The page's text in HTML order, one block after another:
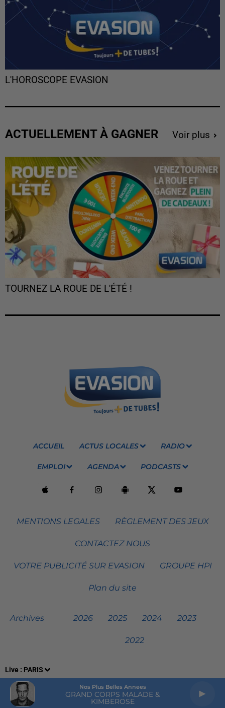
Live : PARIS
Nos Plus Belles Annees
GRAND CORPS MALADE &
KIMBEROSE
L'HOROSCOPE EVASION
ACTUELLEMENT À GAGNER Voir plus
TOURNEZ LA ROUE DE L'ÉTÉ !
ACCUEIL ACTUS LOCALES RADIO
EMPLOI AGENDA PODCASTS
MENTIONS LEGALES RÈGLEMENT DES JEUX
CONTACTEZ NOUS
VOTRE PUBLICITÉ SUR EVASION GROUPE HPI
Plan du site
Archives 2026 2025 2024 2023
2022